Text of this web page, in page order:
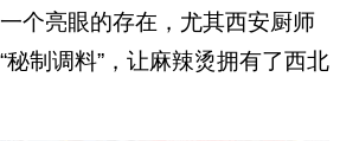
个亮眼的存在，尤其西安厨师
秘制调料”，让麻辣烫拥有了西北